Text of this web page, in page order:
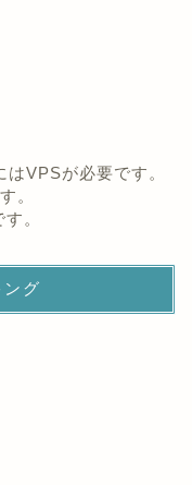
VPSが必要です。
。
。
グ